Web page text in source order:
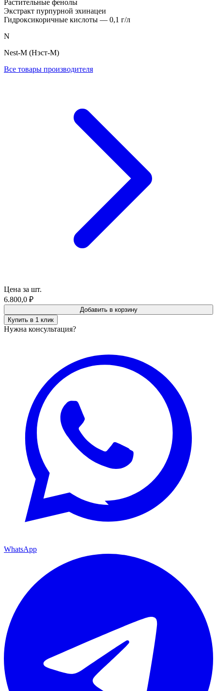
Растительные фенолы
Экстракт пурпурной эхинацеи
Гидроксикоричные кислоты — 0,1 г/л
N
Nest-M (Нэст-М)
Все товары производителя
Цена за шт.
6.800,0 ₽
Добавить в корзину
Купить в 1 клик
Нужна консультация?
WhatsApp